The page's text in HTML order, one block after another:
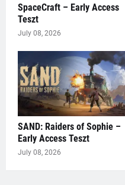
SpaceCraft – Early Access
Teszt
July 08, 2026
SAND: Raiders of Sophie –
Early Access Teszt
July 08, 2026